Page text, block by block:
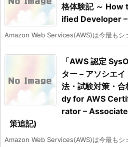
格体験記 ～
ified Developer
Amazon Web Services(AWS)は今最もシ
「AWS 認定
ター – アソシエ
法・試験対策・
dy for AWS
rator –
策追記)
Amazon Web Services(AWS)は今最もシ